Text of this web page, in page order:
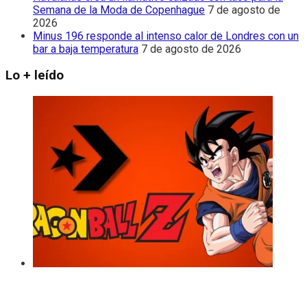
Semana de la Moda de Copenhague 7 de agosto de
2026
Minus 196 responde al intenso calor de Londres con un
bar a baja temperatura 7 de agosto de 2026
Lo + leído